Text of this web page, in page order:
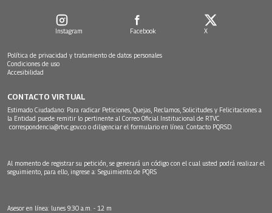
Instagram Facebook X
Política de privacidad y tratamiento de datos personales
Condiciones de uso
Accesibilidad
CONTACTO VIRTUAL
Estimado Ciudadano: Para radicar Peticiones, Quejas, Reclamos, Solicitudes y Felicitaciones a
la Entidad puede remitir lo pertinente al Correo Oficial Institucional de RTVC
correspondencia@rtvc.gov.co o diligenciar el formulario en línea: Contacto PQRSD.
Al momento de registrar su petición, se generará un código con el cual usted podrá realizar el
seguimiento, para ello, ingrese a: Seguimiento de PQRS
Asesor en línea: lunes 9:30 a.m. - 12 m